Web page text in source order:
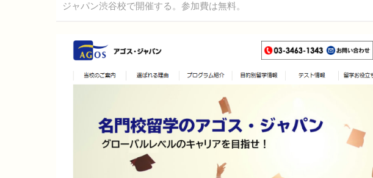
ジャパン渋谷校で開催する。参加費は無料。